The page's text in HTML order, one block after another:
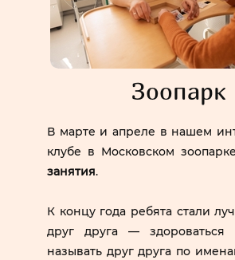
Зоопарк
В марте и апреле в нашем
клубе в Московском
занятия.
К концу года ребята стали
друг друга —
называть друг друга по